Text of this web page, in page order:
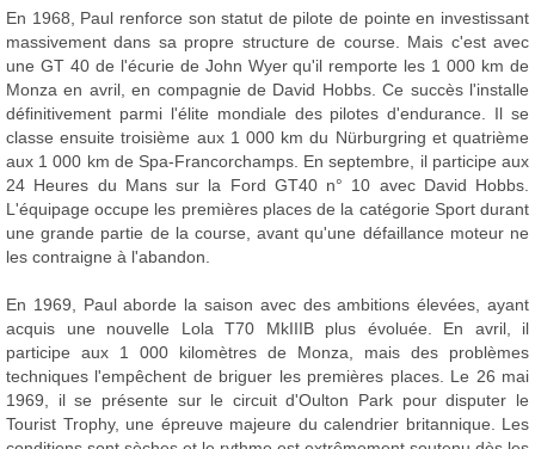
En 1968, Paul renforce son statut de pilote de pointe en investissant
massivement dans sa propre structure de course. Mais c'est avec
une GT 40 de l'écurie de John Wyer qu'il remporte les 1 000 km de
Monza en avril, en compagnie de David Hobbs. Ce succès l'installe
définitivement parmi l'élite mondiale des pilotes d'endurance. Il se
classe ensuite troisième aux 1 000 km du Nürburgring et quatrième
aux 1 000 km de Spa-Francorchamps. En septembre, il participe aux
24 Heures du Mans sur la Ford GT40 n° 10 avec David Hobbs.
L'équipage occupe les premières places de la catégorie Sport durant
une grande partie de la course, avant qu'une défaillance moteur ne
les contraigne à l'abandon.
En 1969, Paul aborde la saison avec des ambitions élevées, ayant
acquis une nouvelle Lola T70 MkIIIB plus évoluée. En avril, il
participe aux 1 000 kilomètres de Monza, mais des problèmes
techniques l'empêchent de briguer les premières places. Le 26 mai
1969, il se présente sur le circuit d'Oulton Park pour disputer le
Tourist Trophy, une épreuve majeure du calendrier britannique. Les